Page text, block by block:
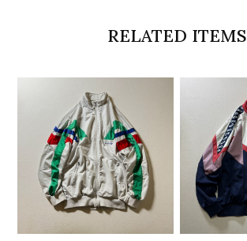
RELATED ITEMS